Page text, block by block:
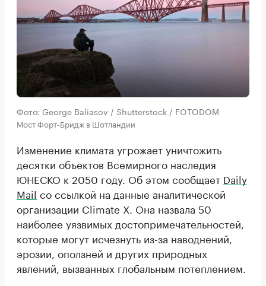
Фото: George Baliasov / Shutterstock / FOTODOM
Мост Форт-Бридж в Шотландии
Изменение климата угрожает уничтожить
десятки объектов Всемирного наследия
ЮНЕСКО к 2050 году. Об этом сообщает Daily
Mail со ссылкой на данные аналитической
организации Climate X. Она назвала 50
наиболее уязвимых достопримечательностей,
которые могут исчезнуть из-за наводнений,
эрозии, оползней и других природных
явлений, вызванных глобальным потеплением.